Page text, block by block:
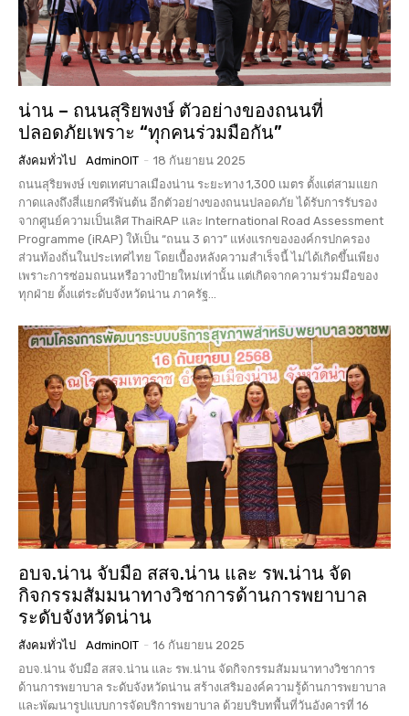
น่าน – ถนนสุริยพงษ์ ตัวอย่างของถนนที่
ปลอดภัยเพราะ “ทุกคนร่วมมือกัน”
สังคมทั่วไป AdminOIT - 18 กันยายน 2025
ถนนสุริยพงษ์ เขตเทศบาลเมืองน่าน ระยะทาง 1,300 เมตร ตั้งแต่สามแยก
กาดแลงถึงสี่แยกศรีพันต้น อีกตัวอย่างของถนนปลอดภัย ได้รับการรับรอง
จากศูนย์ความเป็นเลิศ ThaiRAP และ International Road Assessment
Programme (iRAP) ให้เป็น “ถนน 3 ดาว” แห่งแรกขององค์กรปกครอง
ส่วนท้องถิ่นในประเทศไทย โดยเบื้องหลังความสำเร็จนี้ ไม่ได้เกิดขึ้นเพียง
เพราะการซ่อมถนนหรือวางป้ายใหม่เท่านั้น แต่เกิดจากความร่วมมือของ
ทุกฝ่าย ตั้งแต่ระดับจังหวัดน่าน ภาครัฐ...
อบจ.น่าน จับมือ สสจ.น่าน และ รพ.น่าน จัด
กิจกรรมสัมมนาทางวิชาการด้านการพยาบาล
ระดับจังหวัดน่าน
สังคมทั่วไป AdminOIT - 16 กันยายน 2025
อบจ.น่าน จับมือ สสจ.น่าน และ รพ.น่าน จัดกิจกรรมสัมมนาทางวิชาการ
ด้านการพยาบาล ระดับจังหวัดน่าน สร้างเสริมองค์ความรู้ด้านการพยาบาล
และพัฒนารูปแบบการจัดบริการพยาบาล ด้วยบริบทพื้นที่วันอังคารที่ 16